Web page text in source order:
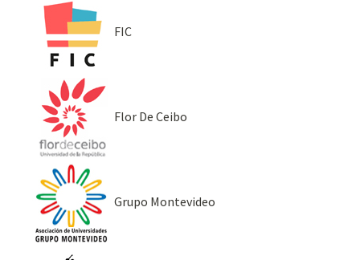
FIC
Flor De Ceibo
Grupo Montevideo